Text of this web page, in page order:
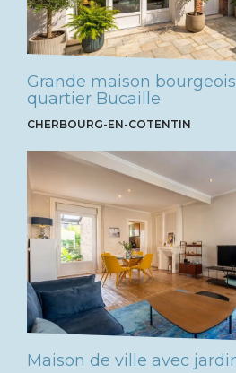
Grande maison
quartier Bucaille
CHERBOURG-EN-COTENTIN
Maison de ville avec